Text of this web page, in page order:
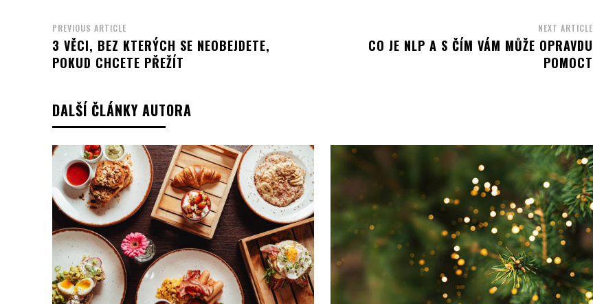
PREVIOUS ARTICLE
3 VĚCI, BEZ KTERÝCH SE NEOBEJDETE,
POKUD CHCETE PŘEŽÍT
NEXT ARTICLE
CO JE NLP A S ČÍM VÁM MŮŽE OPRAVDU
POMOCT
DALŠÍ ČLÁNKY AUTORA